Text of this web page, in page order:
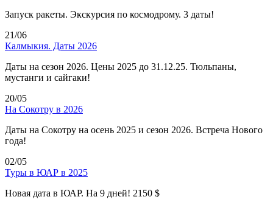
Запуск ракеты. Экскурсия по космодрому. 3 даты!
21/06
Калмыкия. Даты 2026
Даты на сезон 2026. Цены 2025 до 31.12.25. Тюльпаны,
мустанги и сайгаки!
20/05
На Сокотру в 2026
Даты на Сокотру на осень 2025 и сезон 2026. Встреча Нового
года!
02/05
Туры в ЮАР в 2025
Новая дата в ЮАР. На 9 дней! 2150 $